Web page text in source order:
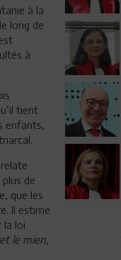
à la
long de
à
tient
enfants,
de
que les
Il estime
la loi
le mien,